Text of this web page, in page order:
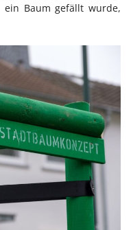
Baum gefällt wurde,